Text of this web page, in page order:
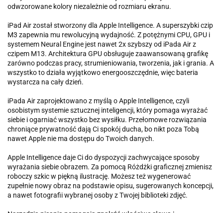
odwzorowane kolory niezależnie od rozmiaru ekranu.
iPad Air został stworzony dla Apple Intelligence. A superszybki czip
M3 zapewnia mu rewolucyjną wydajność. Z potężnymi CPU, GPU i
systemem Neural Engine jest nawet 2x szybszy od iPada Air z
czipem M13. Architektura GPU obsługuje zaawansowaną grafikę
zarówno podczas pracy, strumieniowania, tworzenia, jak i grania. A
wszystko to działa wyjątkowo energooszczędnie, więc bateria
wystarcza na cały dzień.
iPada Air zaprojektowano z myślą o Apple Intelligence, czyli
osobistym systemie sztucznej inteligencji, który pomaga wyrażać
siebie i ogarniać wszystko bez wysiłku. Przełomowe rozwiązania
chroniące prywatność dają Ci spokój ducha, bo nikt poza Tobą
nawet Apple nie ma dostępu do Twoich danych.
Apple Intelligence daje Ci do dyspozycji zachwycające sposoby
wyrażania siebie obrazem. Za pomocą Różdżki graficznej zmienisz
roboczy szkic w piękną ilustrację. Możesz też wygenerować
zupełnie nowy obraz na podstawie opisu, sugerowanych koncepcji,
a nawet fotografii wybranej osoby z Twojej biblioteki zdjęć.